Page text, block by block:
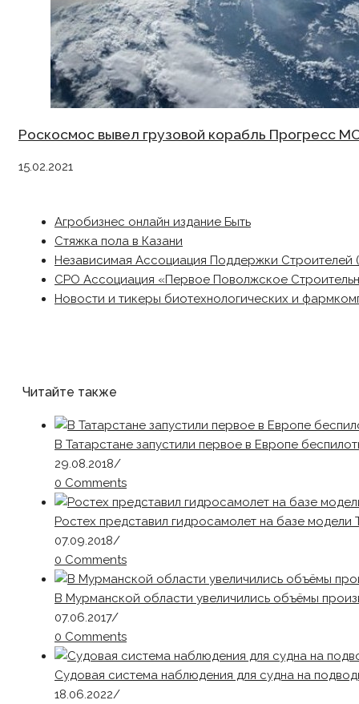
Роскосмос вывел грузовой корабль Прогресс
15.02.2021
Агробизнес онлайн издание Быть
Стяжка пола в Казани
Независимая Ассоциация Поддержки Строителей
СРО Ассоциация «Первое Поволжское
Новости и тикеры биотехнологических и
Читайте также
В Татарстане запустили первое в Европе
29.08.2018/
0 Comments
Ростех представил гидросамолет на базе модели
07.09.2018/
0 Comments
В Мурманской области увеличились объёмы
07.06.2017/
0 Comments
Cудовая система наблюдения для судна на
18.06.2022/